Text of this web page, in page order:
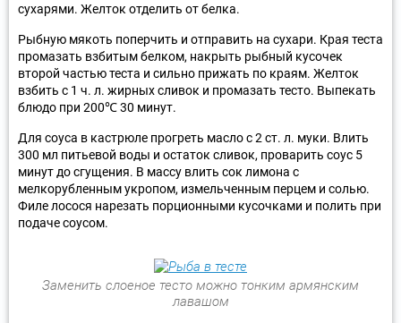
сухарями. Желток отделить от белка.
Рыбную мякоть поперчить и отправить на сухари. Края теста
промазать взбитым белком, накрыть рыбный кусочек
второй частью теста и сильно прижать по краям. Желток
взбить с 1 ч. л. жирных сливок и промазать тесто. Выпекать
блюдо при 200℃ 30 минут.
Для соуса в кастрюле прогреть масло с 2 ст. л. муки. Влить
300 мл питьевой воды и остаток сливок, проварить соус 5
минут до сгущения. В массу влить сок лимона с
мелкорубленным укропом, измельченным перцем и солью.
Филе лосося нарезать порционными кусочками и полить при
подаче соусом.
Заменить слоеное тесто можно тонким армянским
лавашом